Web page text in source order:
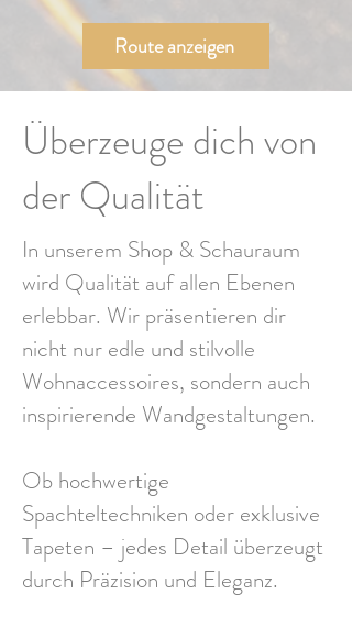
Route anzeigen
Überzeuge dich von
der Qualität
In unserem Shop & Schauraum
wird Qualität auf allen Ebenen
erlebbar. Wir präsentieren dir
nicht nur edle und stilvolle
Wohnaccessoires, sondern auch
inspirierende Wandgestaltungen.
Ob hochwertige
Spachteltechniken oder exklusive
Tapeten – jedes Detail überzeugt
durch Präzision und Eleganz.